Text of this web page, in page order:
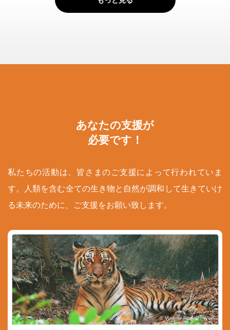
あなたの支援が
必要です！
私たちの活動は、皆さまのご支援によって行われていま
す。人類を含む全ての生き物と自然が調和して生きていけ
る未来のために、ご支援をお願い致します。
© Vladimir Filonov / WWF